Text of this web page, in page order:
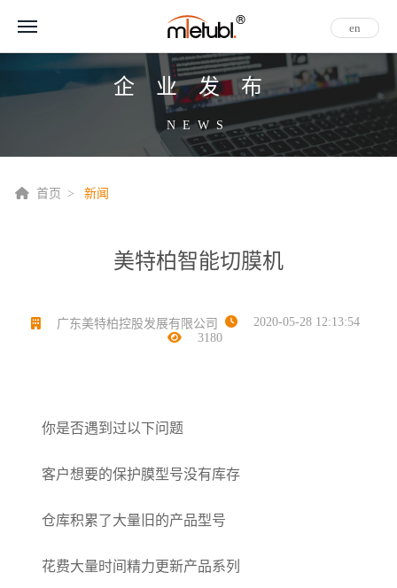
en
企业发布
NEWS
首页 新闻
美特柏智能切膜机
广东美特柏控股发展有限公司
2020-05-28 12:13:54
3180
你是否遇到过以下问题
客户想要的保护膜型号没有库存
仓库积累了大量旧的产品型号
花费大量时间精力更新产品系列